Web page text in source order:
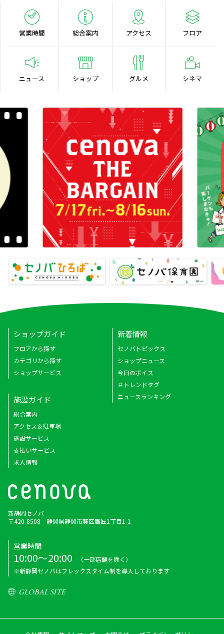
営業時間 総合案内 アクセス フロア
ニュース ショップ グルメ シネマ
ショップガイド
フロアから探す
カテゴリから探す
ショップサービス
新着情報
セノバトピックス
ショップニュース
今日のボイス
＃トレンドタグ
ニュースランキング
施設ガイド
総合案内
アクセス＆駐車場
施設サービス
支払いサービス
求人情報
新静岡セノバ
〒420-8508 静岡県静岡市葵区鷹匠1丁目1-1
営業時間
10:00～20:00
（一部店舗を除く）
※新静岡セノバはフレックスタイム制を導入しております
GLOBAL SITE